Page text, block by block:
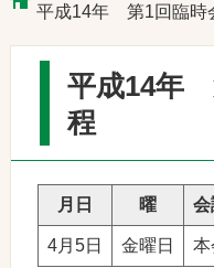
平成14年 第1回臨
平成14年
程
月日 曜 会
4月5日 金曜日 本